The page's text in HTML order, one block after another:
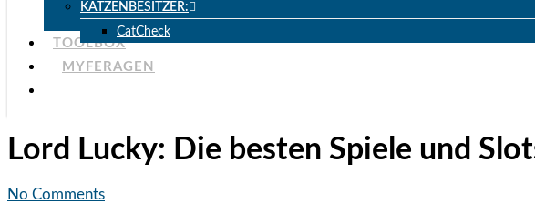
KATZENBESITZER:
CatCheck
TOOLBOX
MYFERAGEN
Lord Lucky: Die besten Spiele und
No Comments